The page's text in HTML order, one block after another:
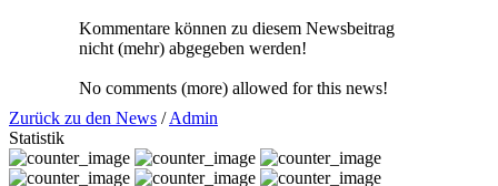
Kommentare können zu diesem Newsbeitrag
nicht (mehr) abgegeben werden!
No comments (more) allowed for this news!
Zurück zu den News /Admin
Statistik